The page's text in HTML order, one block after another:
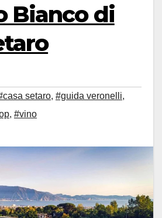
Bianco di
setaro, #guida veronelli,
, #vino